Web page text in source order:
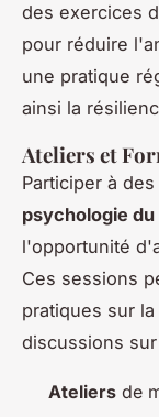
des exercices
pour réduire
une pratique
ainsi la
Ateliers et
Participer à des
psychologie
l'opportunité
Ces sessions
pratiques sur
discussions
Ateliers de